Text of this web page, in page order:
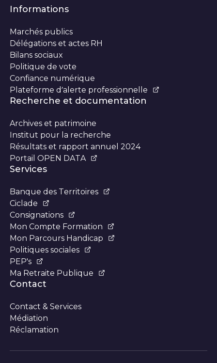
Informations
Marchés publics
Délégations et actes RH
Bilans sociaux
Politique de vote
Confiance numérique
Plateforme d’alerte professionnelle
Recherche et documentation
Archives et patrimoine
Institut pour la recherche
Résultats et rapport annuel 2024
Portail OPEN DATA
Services
Banque des Territoires
Ciclade
Consignations
Mon Compte Formation
Mon Parcours Handicap
Politiques sociales
PEP's
Ma Retraite Publique
Contact
Contact & Services
Médiation
Réclamation